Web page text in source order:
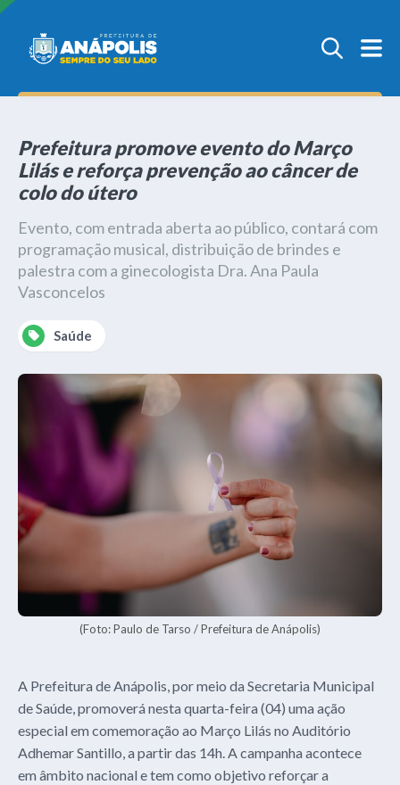
Prefeitura promove evento do Março
Lilás e reforça prevenção ao câncer de
colo do útero
Evento, com entrada aberta ao público, contará com
programação musical, distribuição de brindes e
palestra com a ginecologista Dra. Ana Paula
Vasconcelos
Saúde
(Foto: Paulo de Tarso / Prefeitura de Anápolis)
A Prefeitura de Anápolis, por meio da Secretaria Municipal
de Saúde, promoverá nesta quarta-feira (04) uma ação
especial em comemoração ao Março Lilás no Auditório
Adhemar Santillo, a partir das 14h. A campanha acontece
em âmbito nacional e tem como objetivo reforçar a